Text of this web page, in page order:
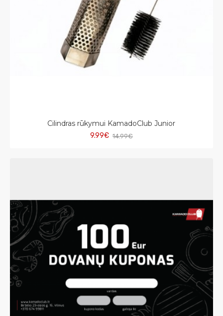
Cilindras rūkymui KamadoClub Junior
9.99€ 14.99€